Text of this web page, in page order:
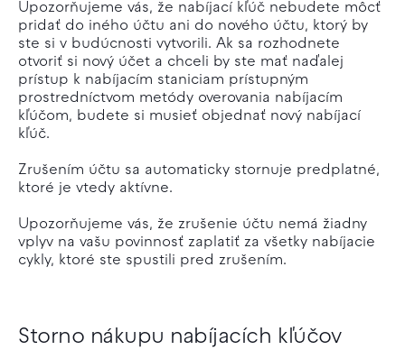
Upozorňujeme vás, že nabíjací kľúč nebudete môcť
pridať do iného účtu ani do nového účtu, ktorý by
ste si v budúcnosti vytvorili. Ak sa rozhodnete
otvoriť si nový účet a chceli by ste mať naďalej
prístup k nabíjacím staniciam prístupným
prostredníctvom metódy overovania nabíjacím
kľúčom, budete si musieť objednať nový nabíjací
kľúč.
Zrušením účtu sa automaticky stornuje predplatné,
ktoré je vtedy aktívne.
Upozorňujeme vás, že zrušenie účtu nemá žiadny
vplyv na vašu povinnosť zaplatiť za všetky nabíjacie
cykly, ktoré ste spustili pred zrušením.
Storno nákupu nabíjacích kľúčov